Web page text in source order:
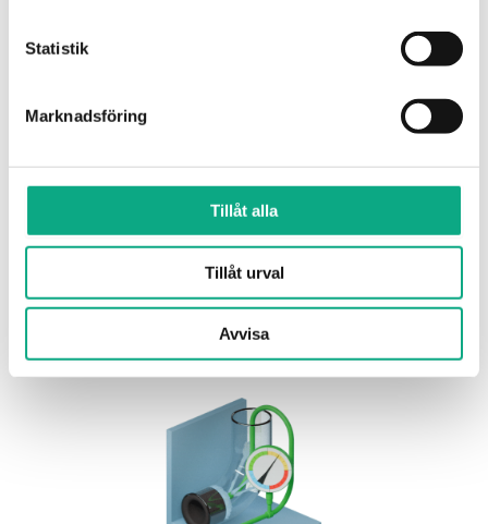
Statistik
Marknadsföring
Tillåt alla
Tillåt urval
Avvisa
Avloppsspolning i Ronneby
Spolning som löser stopp och återställer flödet så
problemen inte kommer tillbaka lika snabbt.
Avloppsspolning i Ronneby